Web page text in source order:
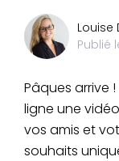
Louise
Publié
Pâques arrive
ligne une
vos amis et
souhaits